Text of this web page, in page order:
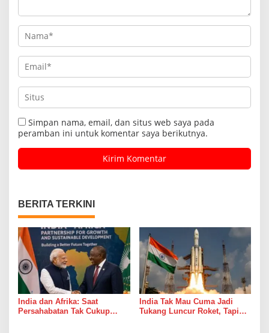
Simpan nama, email, dan situs web saya pada
peramban ini untuk komentar saya berikutnya.
BERITA TERKINI
India dan Afrika: Saat
Persahabatan Tak Cukup
India Tak Mau Cuma Jadi
Tukang Luncur Roket, Tapi